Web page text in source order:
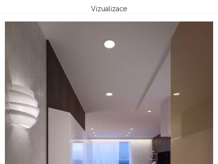
Vizualizace